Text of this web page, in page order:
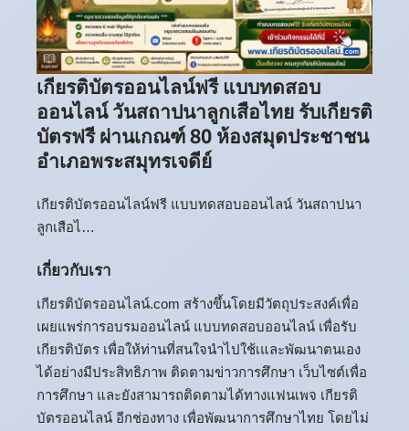
เกียรติบัตรออนไลน์ฟรี แบบทดสอบ
ออนไลน์ วันสถาปนาลูกเสือไทย รับเกียรติ
บัตรฟรี ผ่านเกณฑ์ 80 ห้องสมุดประชาชน
อำเภอพระสมุทรเจดีย์
เกียรติบัตรออนไลน์ฟรี แบบทดสอบออนไลน์ วันสถาปนา
ลูกเสือไ…
เกี่ยวกับเรา
เกียรติบัตรออนไลน์.com สร้างขึ้นโดยมีวัตถุประสงค์เพื่อ
เผยแพร่การอบรมออนไลน์ แบบทดสอบออนไลน์ เพื่อรับ
เกียรติบัตร เพื่อให้ท่านที่สนใจนำไปใช้เและพัฒนาตนเอง
ได้อย่างมีประสิทธิภาพ ติดตามข่าวการศึกษา เว็บไซต์เพื่อ
การศึกษา และยังสามารถติดตามได้ทางแฟนเพจ เกียรติ
บัตรออนไลน์ อีกช่องทาง เพื่อพัฒนาการศึกษาไทย โดยไม่